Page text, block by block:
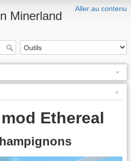
Aller au contenu
Minerland
Ethereal